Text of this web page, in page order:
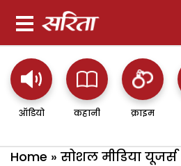
ऑडियो कहानी क्राइम
Home » सोशल मीडिया यूजर्स